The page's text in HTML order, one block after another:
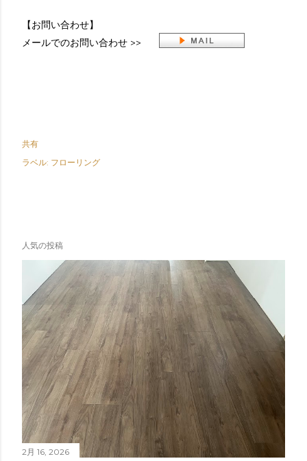
【お問い合わせ】
メールでのお問い合わせ >>
共有
ラベル: フローリング
人気の投稿
2月 16, 2026